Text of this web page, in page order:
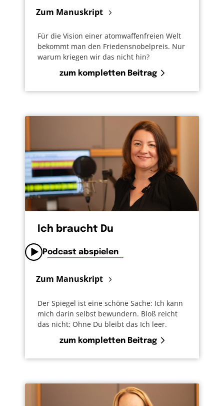
Zum Manuskript
Für die Vision einer atomwaffenfreien Welt
bekommt man den Friedensnobelpreis. Nur
warum kriegen wir das nicht hin?
zum kompletten Beitrag
Ich braucht Du
Podcast abspielen
Zum Manuskript
Der Spiegel ist eine schöne Sache: Ich kann
mich darin selbst bewundern. Bloß reicht
das nicht: Ohne Du bleibt das Ich leer.
zum kompletten Beitrag